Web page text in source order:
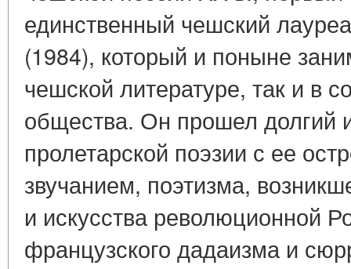
единственный чешский
(1984), который и поныне
чешской литературе, так и в
общества. Он прошел долгий
пролетарской поэзии с ее
звучанием, поэтизма,
и искусства революционной
французского дадаизма и